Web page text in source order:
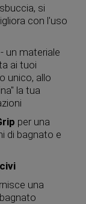
si
con l'uso
- un materiale
ai tuoi
unico, allo
la tua
per una
di bagnato e
una